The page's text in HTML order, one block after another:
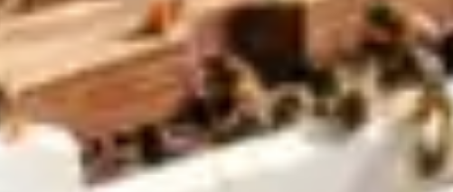
peut faire qu’avec
passion. »
Nicolas, Apiculteur
chef